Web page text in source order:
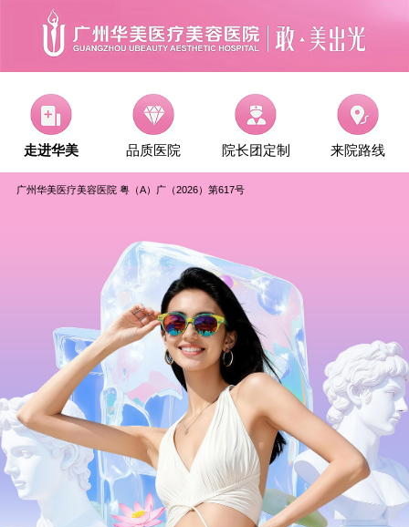
走进华美 品质医院 院长团定制 来院路线
广州华美医疗美容医院 粤（A）广（2026）第617号